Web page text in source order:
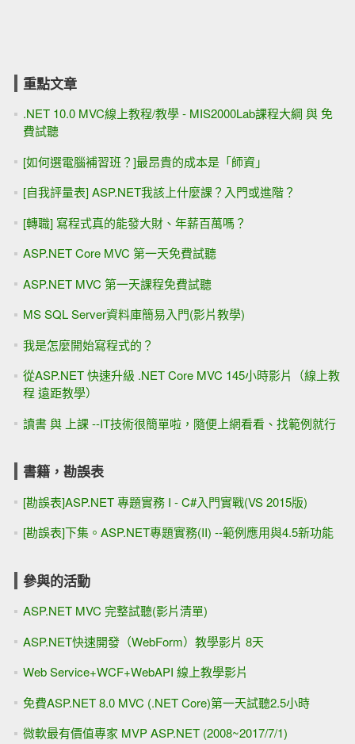
重點文章
.NET 10.0 MVC線上教程/教學 - MIS2000Lab課程大綱 與 免
費試聽
[如何選電腦補習班？]最昂貴的成本是「師資」
[自我評量表] ASP.NET我該上什麼課？入門或進階？
[轉職] 寫程式真的能發大財、年薪百萬嗎？
ASP.NET Core MVC 第一天免費試聽
ASP.NET MVC 第一天課程免費試聽
MS SQL Server資料庫簡易入門(影片教學)
我是怎麼開始寫程式的？
從ASP.NET 快速升級 .NET Core MVC 145小時影片（線上教
程 遠距教學）
讀書 與 上課 --IT技術很簡單啦，隨便上網看看、找範例就行
書籍，勘誤表
[勘誤表]ASP.NET 專題實務 I - C#入門實戰(VS 2015版)
[勘誤表]下集。ASP.NET專題實務(II) --範例應用與4.5新功能
參與的活動
ASP.NET MVC 完整試聽(影片清單)
ASP.NET快速開發（WebForm）教學影片 8天
Web Service+WCF+WebAPI 線上教學影片
免費ASP.NET 8.0 MVC (.NET Core)第一天試聽2.5小時
微軟最有價值專家 MVP ASP.NET (2008~2017/7/1)